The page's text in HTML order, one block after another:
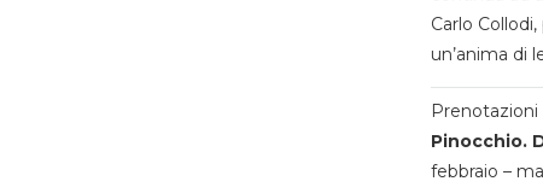
Carlo
un’anima di
Prenotazioni
Pinocchio.
febbraio –